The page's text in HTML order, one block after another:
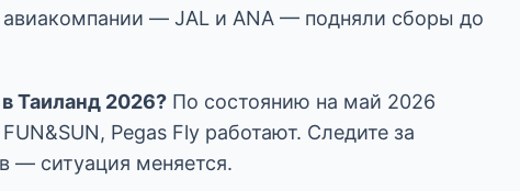
— JAL и ANA — подняли сборы до
Таиланд 2026? По состоянию на май 2026
Pegas Fly работают. Следите за
— ситуация меняется.